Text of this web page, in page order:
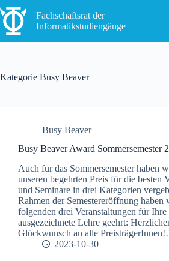
Zum
Inhalt
springen
Fachschaftsrat der
Informatikstudiengänge
Kategorie Busy Beaver
Busy Beaver
Busy Beaver Award Sommersemester
Auch für das Sommersemester haben
unseren begehrten Preis für die besten
und Seminare in drei Kategorien
Rahmen der Semestereröffnung haben
folgenden drei Veranstaltungen für Ihre
ausgezeichnete Lehre geehrt:
Glückwunsch an alle
2023-10-30